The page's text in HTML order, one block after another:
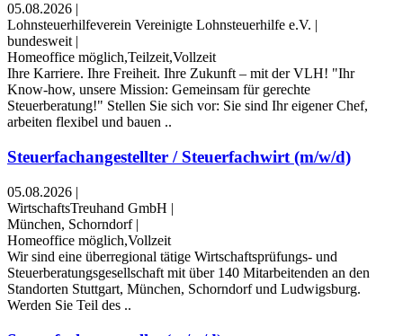
05.08.2026 |
Lohnsteuerhilfeverein Vereinigte Lohnsteuerhilfe e.V. |
bundesweit |
Homeoffice möglich,Teilzeit,Vollzeit
Ihre Karriere. Ihre Freiheit. Ihre Zukunft – mit der VLH! "Ihr
Know-how, unsere Mission: Gemeinsam für gerechte
Steuerberatung!" Stellen Sie sich vor: Sie sind Ihr eigener Chef,
arbeiten flexibel und bauen ..
Steuerfachangestellter / Steuerfachwirt (m/w/d)
05.08.2026 |
WirtschaftsTreuhand GmbH |
München, Schorndorf |
Homeoffice möglich,Vollzeit
Wir sind eine überregional tätige Wirtschaftsprüfungs- und
Steuerberatungsgesellschaft mit über 140 Mitarbeitenden an den
Standorten Stuttgart, München, Schorndorf und Ludwigsburg.
Werden Sie Teil des ..